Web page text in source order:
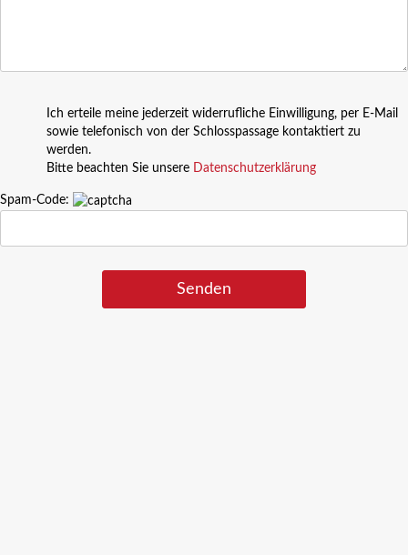
Ich erteile meine jederzeit widerrufliche Einwilligung, per E-Mail
sowie telefonisch von der Schlosspassage kontaktiert zu
werden.
Bitte beachten Sie unsere Datenschutzerklärung
Spam-Code: